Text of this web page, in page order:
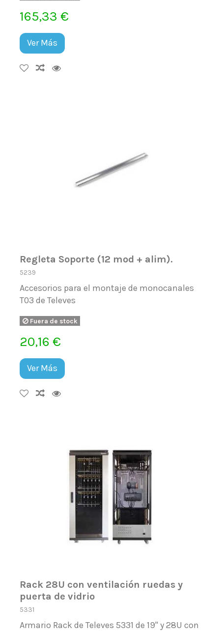
165,33 €
Ver Más
Regleta Soporte (12 mod + alim).
5239
Accesorios para el montaje de monocanales
T03 de Televes
Fuera de stock
20,16 €
Ver Más
Rack 28U con ventilación ruedas y
puerta de vidrio
5331
Armario Rack de Televes 5331 de 19" y 28U con